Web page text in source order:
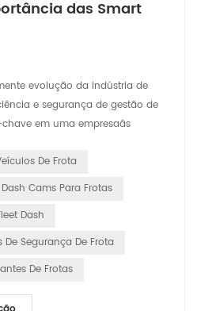
das Smart
evolução da indústria de
e segurança de gestão de
em uma empresaâs
têm transformado de simples
vídeo em ferramentas
De Frota
Dash Cams Para Frotas
Dash
De Segurança De Frota
De Frotas